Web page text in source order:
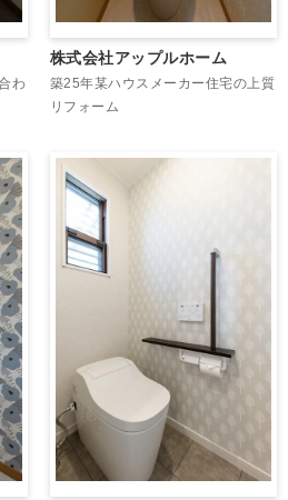
わ
株式会社アップルホーム
築25年某ハウスメーカー住宅の上質
リフォーム